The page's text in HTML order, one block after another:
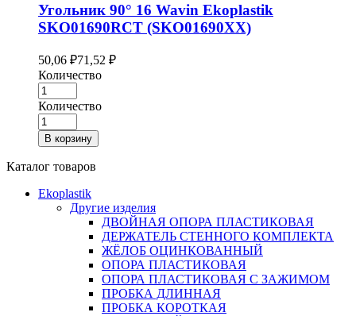
Угольник 90° 16 Wavin Ekoplastik
SKO01690RCT (SKO01690XX)
50,06 ₽71,52 ₽
Количество
Количество
В корзину
Каталог товаров
Ekoplastik
Другие изделия
ДВОЙНАЯ ОПОРА ПЛАСТИКОВАЯ
ДЕРЖАТЕЛЬ СТЕННОГО КОМПЛЕКТА
ЖЁЛОБ ОЦИНКОВАННЫЙ
ОПОРА ПЛАСТИКОВАЯ
ОПОРА ПЛАСТИКОВАЯ С ЗАЖИМОМ
ПРОБКА ДЛИННАЯ
ПРОБКА КОРОТКАЯ